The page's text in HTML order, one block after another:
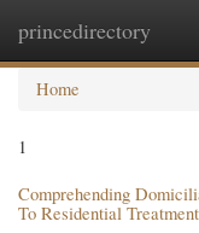
princedirectory
Home
1
Comprehending
To Residential Treatment